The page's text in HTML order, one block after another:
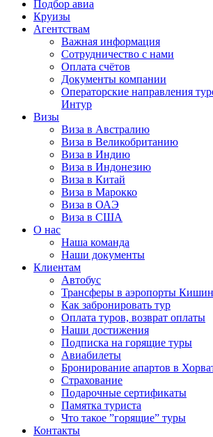
Подбор авиа
Круизы
Агентствам
Важная информация
Сотрудничество с нами
Оплата счётов
Документы компании
Операторские направления
Интур
Визы
Виза в Австралию
Виза в Великобританию
Виза в Индию
Виза в Индонезию
Виза в Китай
Виза в Марокко
Виза в ОАЭ
Виза в США
О нас
Наша команда
Наши документы
Клиентам
Автобус
Трансферы в аэропорты
Как забронировать тур
Оплата туров, возврат оплаты
Наши достижения
Подписка на горящие туры
Авиабилеты
Бронирование апартов в
Страхование
Подарочные сертификаты
Памятка туриста
Что такое ”горящие” туры
Контакты